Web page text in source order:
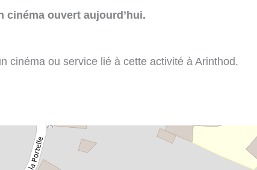
cinéma ouvert aujourd’hui.
cinéma ou service lié à cette activité à Arinthod.